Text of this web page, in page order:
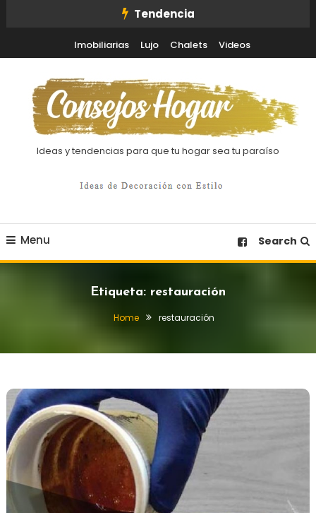
Tendencia
Imobiliarias Lujo Chalets Videos
Ideas y tendencias para que tu hogar sea tu paraíso
Menu Search
Etiqueta: restauración
Home restauración